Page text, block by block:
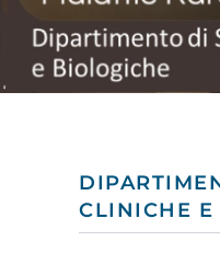
CLINICHE E